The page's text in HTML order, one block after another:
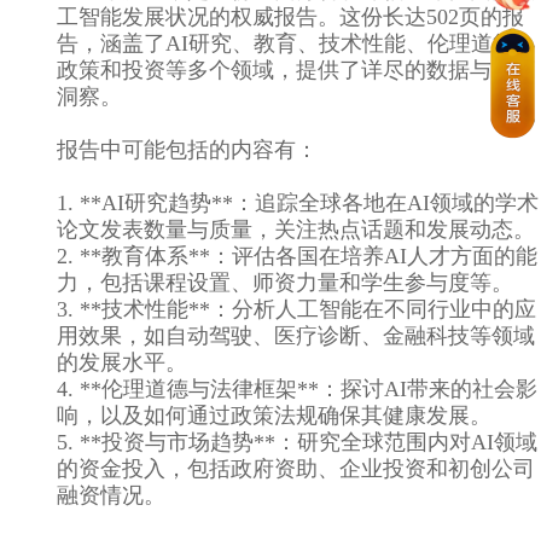
工智能发展状况的权威报告。这份长达502页的报
告，涵盖了AI研究、教育、技术性能、伦理道德、
政策和投资等多个领域，提供了详尽的数据与深度
洞察。
报告中可能包括的内容有：
1. **AI研究趋势**：追踪全球各地在AI领域的学术
论文发表数量与质量，关注热点话题和发展动态。
2. **教育体系**：评估各国在培养AI人才方面的能
力，包括课程设置、师资力量和学生参与度等。
3. **技术性能**：分析人工智能在不同行业中的应
用效果，如自动驾驶、医疗诊断、金融科技等领域
的发展水平。
4. **伦理道德与法律框架**：探讨AI带来的社会影
响，以及如何通过政策法规确保其健康发展。
5. **投资与市场趋势**：研究全球范围内对AI领域
的资金投入，包括政府资助、企业投资和初创公司
融资情况。